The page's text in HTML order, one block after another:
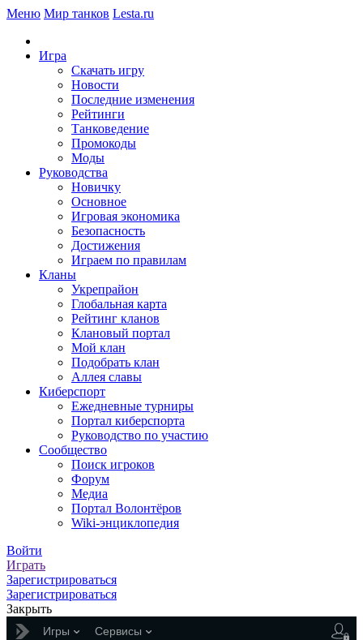
Меню Мир танков Lesta.ru
Игра
Скачать игру
Новости
Последние изменения
Рейтинги
Танковедение
Промокоды
Моды
Руководства
Новичку
Основное
Игровая экономика
Безопасность
Достижения
Играем по правилам
Кланы
Укрепрайон
Глобальная карта
Рейтинг кланов
Клановый портал
Мой клан
Подобрать клан
Аллея славы
Киберспорт
Ежедневные турниры
Портал киберспорта
Руководство по участию
Сообщество
Поиск игроков
Форум
Медиа
Портал Волонтёров
Wiki-энциклопедия
Войти
Играть
Зарегистрироваться
Зарегистрироваться
Закрыть
Игры Сервисы